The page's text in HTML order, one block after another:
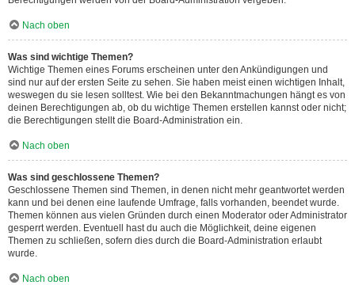
Nach oben
Was sind wichtige Themen?
Wichtige Themen eines Forums erscheinen unter den Ankündigungen und
sind nur auf der ersten Seite zu sehen. Sie haben meist einen wichtigen Inhalt,
weswegen du sie lesen solltest. Wie bei den Bekanntmachungen hängt es von
deinen Berechtigungen ab, ob du wichtige Themen erstellen kannst oder nicht;
die Berechtigungen stellt die Board-Administration ein.
Nach oben
Was sind geschlossene Themen?
Geschlossene Themen sind Themen, in denen nicht mehr geantwortet werden
kann und bei denen eine laufende Umfrage, falls vorhanden, beendet wurde.
Themen können aus vielen Gründen durch einen Moderator oder Administrator
gesperrt werden. Eventuell hast du auch die Möglichkeit, deine eigenen
Themen zu schließen, sofern dies durch die Board-Administration erlaubt
wurde.
Nach oben